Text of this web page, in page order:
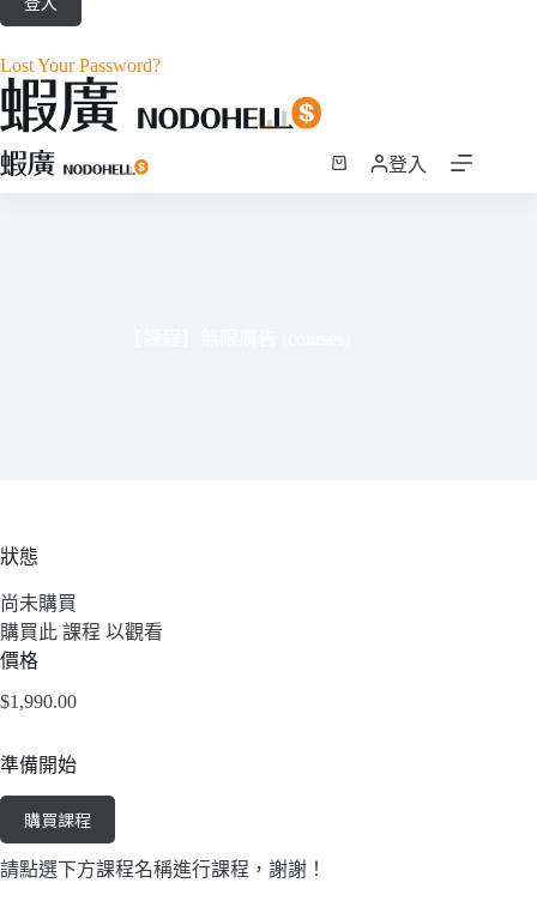
Lost Your Password?
跳
至
登入
狀態
尚未購買
購買此 課程 以觀看
價格
$1,990.00
準備開始
購買課程
請點選下方課程名稱進行課程，謝謝！